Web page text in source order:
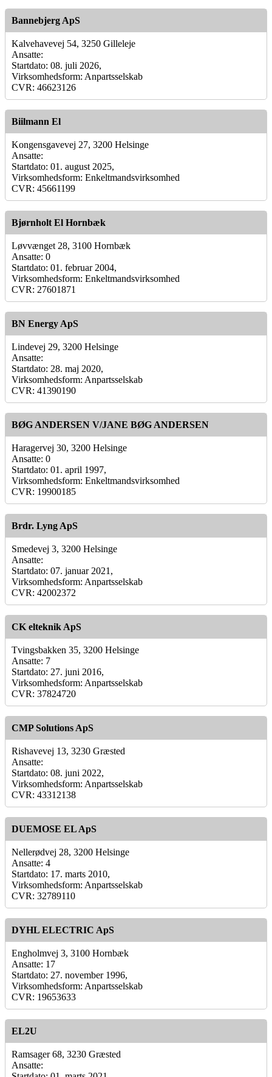
Bannebjerg ApS
Kalvehavevej 54, 3250 Gilleleje
Ansatte:
Startdato: 08. juli 2026,
Virksomhedsform: Anpartsselskab
CVR: 46623126
Biilmann El
Kongensgavevej 27, 3200 Helsinge
Ansatte:
Startdato: 01. august 2025,
Virksomhedsform: Enkeltmandsvirksomhed
CVR: 45661199
Bjørnholt El Hornbæk
Løvvænget 28, 3100 Hornbæk
Ansatte: 0
Startdato: 01. februar 2004,
Virksomhedsform: Enkeltmandsvirksomhed
CVR: 27601871
BN Energy ApS
Lindevej 29, 3200 Helsinge
Ansatte:
Startdato: 28. maj 2020,
Virksomhedsform: Anpartsselskab
CVR: 41390190
BØG ANDERSEN V/JANE BØG ANDERSEN
Haragervej 30, 3200 Helsinge
Ansatte: 0
Startdato: 01. april 1997,
Virksomhedsform: Enkeltmandsvirksomhed
CVR: 19900185
Brdr. Lyng ApS
Smedevej 3, 3200 Helsinge
Ansatte:
Startdato: 07. januar 2021,
Virksomhedsform: Anpartsselskab
CVR: 42002372
CK elteknik ApS
Tvingsbakken 35, 3200 Helsinge
Ansatte: 7
Startdato: 27. juni 2016,
Virksomhedsform: Anpartsselskab
CVR: 37824720
CMP Solutions ApS
Rishavevej 13, 3230 Græsted
Ansatte:
Startdato: 08. juni 2022,
Virksomhedsform: Anpartsselskab
CVR: 43312138
DUEMOSE EL ApS
Nellerødvej 28, 3200 Helsinge
Ansatte: 4
Startdato: 17. marts 2010,
Virksomhedsform: Anpartsselskab
CVR: 32789110
DYHL ELECTRIC ApS
Engholmvej 3, 3100 Hornbæk
Ansatte: 17
Startdato: 27. november 1996,
Virksomhedsform: Anpartsselskab
CVR: 19653633
EL2U
Ramsager 68, 3230 Græsted
Ansatte: